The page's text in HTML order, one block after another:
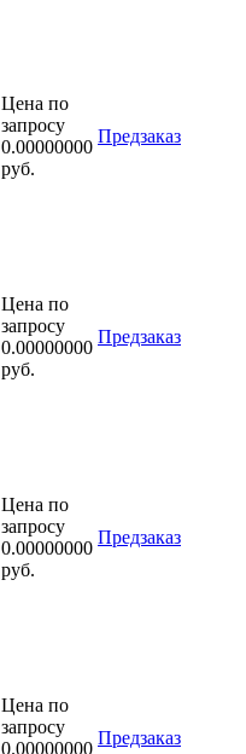
Цена по
запросу
0.00000000
руб.
Предзаказ
Цена по
запросу
0.00000000
руб.
Предзаказ
Цена по
запросу
0.00000000
руб.
Предзаказ
Цена по
запросу
0.00000000
Предзаказ